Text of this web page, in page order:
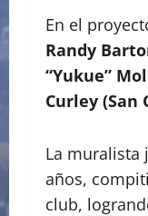
En el
Randy
“Yukue”
Curley (San
La muralista
años,
club,